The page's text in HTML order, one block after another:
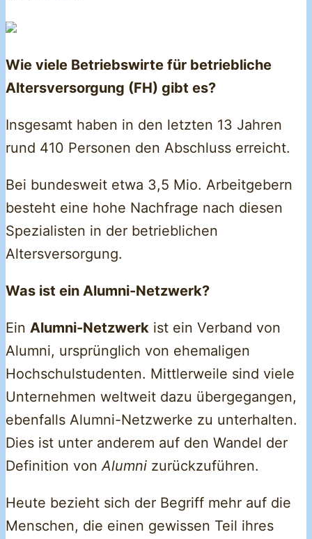
Wie viele Betriebswirte für betriebliche
Altersversorgung (FH) gibt es?
Insgesamt haben in den letzten 13 Jahren
rund 410 Personen den Abschluss erreicht.
Bei bundesweit etwa 3,5 Mio. Arbeitgebern
besteht eine hohe Nachfrage nach diesen
Spezialisten in der betrieblichen
Altersversorgung.
Was ist ein Alumni-Netzwerk?
Ein Alumni-Netzwerk ist ein Verband von
Alumni, ursprünglich von ehemaligen
Hochschulstudenten. Mittlerweile sind viele
Unternehmen weltweit dazu übergegangen,
ebenfalls Alumni-Netzwerke zu unterhalten.
Dies ist unter anderem auf den Wandel der
Definition von Alumni zurückzuführen.
Heute bezieht sich der Begriff mehr auf die
Menschen, die einen gewissen Teil ihres